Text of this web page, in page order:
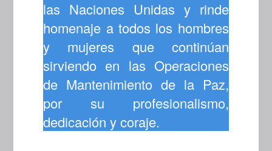
las Naciones Unidas y rinde
homenaje a todos los hombres
y mujeres que continúan
sirviendo en las Operaciones
de Mantenimiento de la Paz,
por su profesionalismo,
dedicación y coraje.